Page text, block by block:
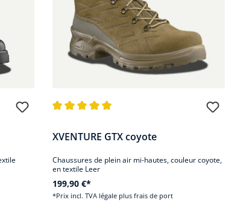
XVENTURE GTX coyote
Chaussures de plein air mi-hautes, couleur coyote,
en textile Leer
199,90 €*
*Prix incl. TVA légale plus frais de port